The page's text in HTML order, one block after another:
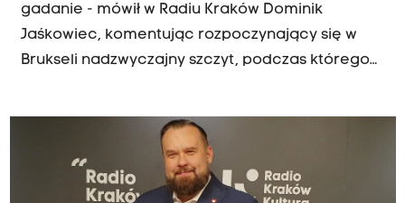
gadanie - mówił w Radiu Kraków Dominik
Jaśkowiec, komentując rozpoczynający się w
Brukseli nadzwyczajny szczyt, podczas którego
porannego gościa, Europa ma poważny problem
ze Słowacją i Węgrami, które wolą deale z
Putinem, facetem, który jest karykaturą Adolfa